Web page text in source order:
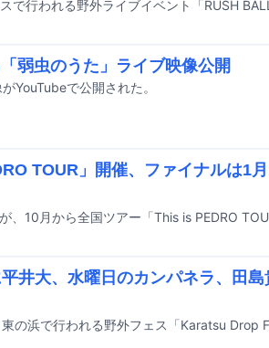
弱虫のうた」ライブ映像公開
YouTubeで公開された。
TOUR」開催、ファイナルは1
井大、水曜日のカンパネラ、田島